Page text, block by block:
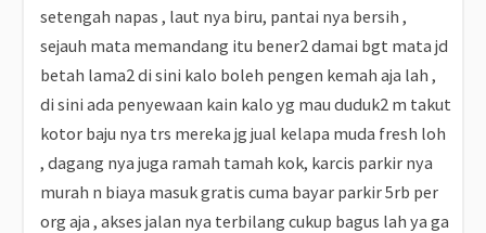
setengah napas , laut nya biru, pantai nya bersih ,
sejauh mata memandang itu bener2 damai bgt mata jd
betah lama2 di sini kalo boleh pengen kemah aja lah ,
di sini ada penyewaan kain kalo yg mau duduk2 m takut
kotor baju nya trs mereka jg jual kelapa muda fresh loh
, dagang nya juga ramah tamah kok, karcis parkir nya
murah n biaya masuk gratis cuma bayar parkir 5rb per
org aja , akses jalan nya terbilang cukup bagus lah ya ga